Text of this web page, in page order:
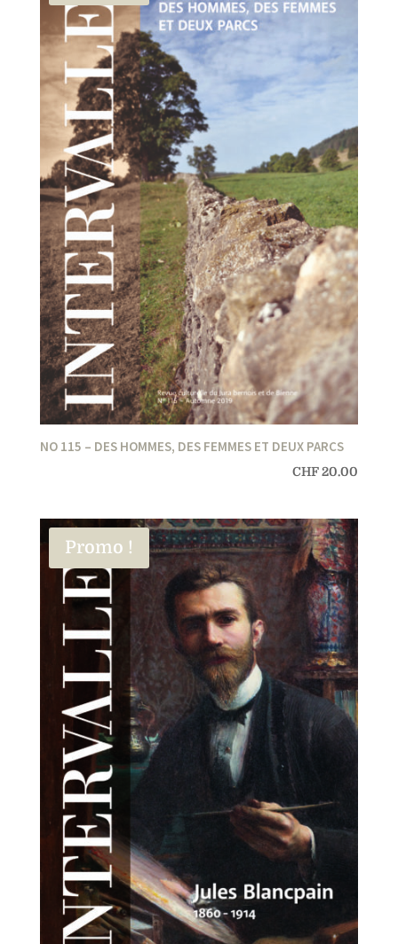
NO 115 – DES HOMMES, DES FEMMES ET DEUX PARCS
CHF20.00
Promo !